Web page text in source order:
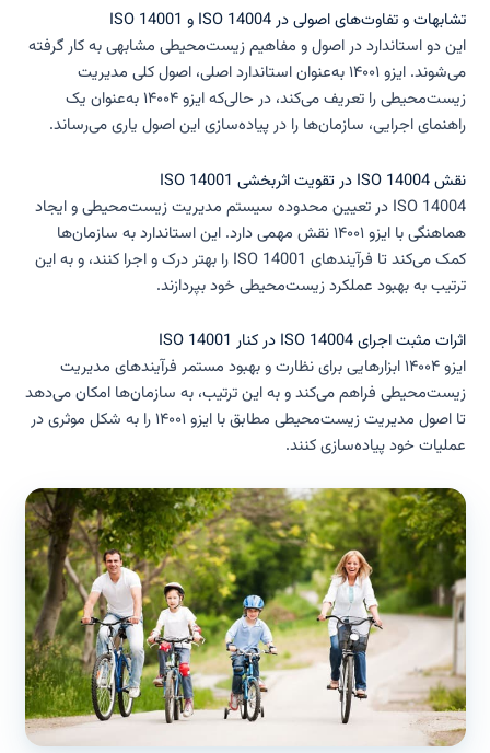
تشابهات و تفاوت‌های اصولی در ISO 14004 و ISO 14001
این دو استاندارد در اصول و مفاهیم زیست‌محیطی مشابهی به کار گرفته
می‌شوند. ایزو ۱۴۰۰۱ به‌عنوان استاندارد اصلی، اصول کلی مدیریت
زیست‌محیطی را تعریف می‌کند، در حالی‌که ایزو ۱۴۰۰۴ به‌عنوان یک
راهنمای اجرایی، سازمان‌ها را در پیاده‌سازی این اصول یاری می‌رساند.
نقش ISO 14004 در تقویت اثربخشی ISO 14001
ISO 14004 در تعیین محدوده سیستم مدیریت زیست‌محیطی و ایجاد
هماهنگی با ایزو ۱۴۰۰۱ نقش مهمی دارد. این استاندارد به سازمان‌ها
کمک می‌کند تا فرآیندهای ISO 14001 را بهتر درک و اجرا کنند، و به این
ترتیب به بهبود عملکرد زیست‌محیطی خود بپردازند.
اثرات مثبت اجرای ISO 14004 در کنار ISO 14001
ایزو ۱۴۰۰۴ ابزارهایی برای نظارت و بهبود مستمر فرآیندهای مدیریت
زیست‌محیطی فراهم می‌کند و به این ترتیب، به سازمان‌ها امکان می‌دهد
تا اصول مدیریت زیست‌محیطی مطابق با ایزو ۱۴۰۰۱ را به شکل موثری در
عملیات خود پیاده‌سازی کنند.